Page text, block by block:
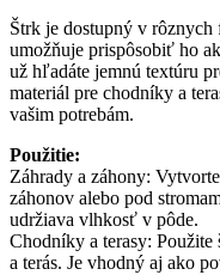
Štrk je dostupný v
umožňuje prispôsobiť ho
už hľadáte jemnú textúru
materiál pre chodníky a
vašim potrebám.
Použitie:
Záhrady a záhony:
záhonov alebo pod
udržiava vlhkosť v pôde.
Chodníky a terasy:
a terás. Je vhodný aj ako